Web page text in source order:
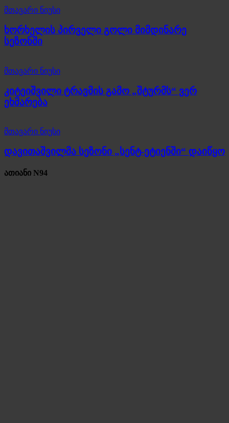
მთავარი ნიუსი
ხორხელის პირველი გოლი მიმდინარე
სეზონში
მთავარი ნიუსი
კიტეიშვილი ტრავმის გამო „შტურმს“ ვერ
ეხმარება
მთავარი ნიუსი
დავითაშვილმა სეზონი „სენტ-ეტიენში“ დაიწყო
ათიანი N94